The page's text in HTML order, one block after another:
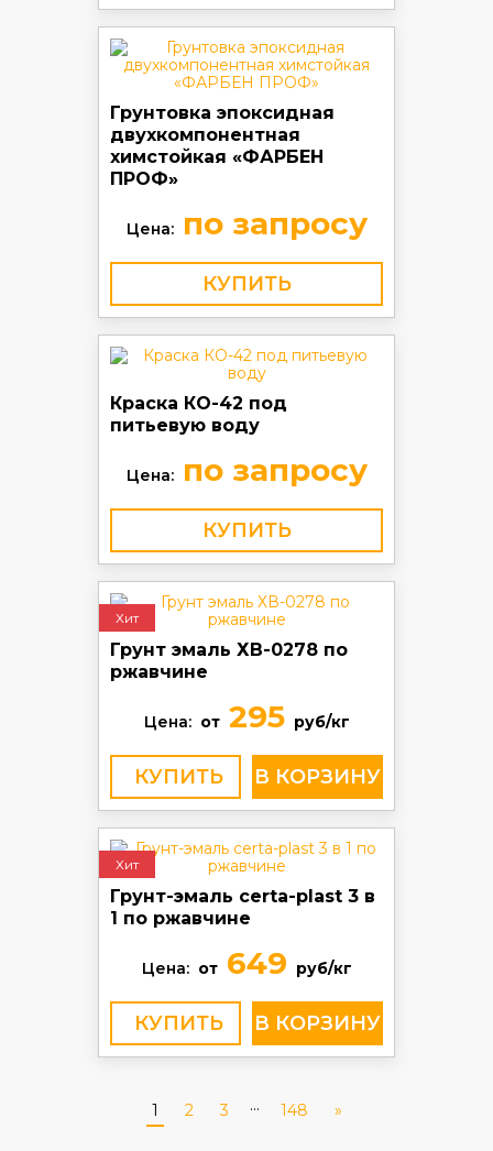
Грунтовка эпоксидная
двухкомпонентная
химстойкая «ФАРБЕН
ПРОФ»
Цена:по запросу
КУПИТЬ
Краска КО-42 под
питьевую воду
Цена:по запросу
КУПИТЬ
Хит
Грунт эмаль ХВ-0278 по
ржавчине
Цена: от295 руб/кг
КУПИТЬ
Хит
Грунт-эмаль certa-plast 3 в
1 по ржавчине
Цена: от649 руб/кг
КУПИТЬ
1 2 3 ... 148 »